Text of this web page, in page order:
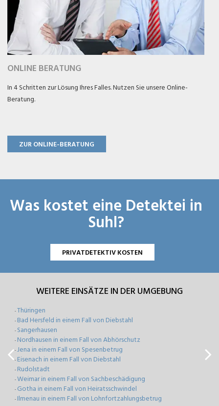
ONLINE BERATUNG
In 4 Schritten zur Lösung Ihres Falles. Nutzen Sie unsere Online-
Beratung.
ZUR ONLINE-BERATUNG
Was kostet eine Detektei in
Suhl?
PRIVATDETEKTIV KOSTEN
WEITERE EINSÄTZE IN DER UMGEBUNG
-Thüringen
- Bad Hersfeld in einem Fall von Diebstahl
- Sangerhausen
- Nordhausen in einem Fall von Abhörschutz
-Jena in einem Fall von Spesenbetrug
- Eisenach in einem Fall von Diebstahl
- Rudolstadt
-Weimar in einem Fall von Sachbeschädigung
- Gotha in einem Fall von Heiratsschwindel
- Ilmenau in einem Fall von Lohnfortzahlungsbetrug